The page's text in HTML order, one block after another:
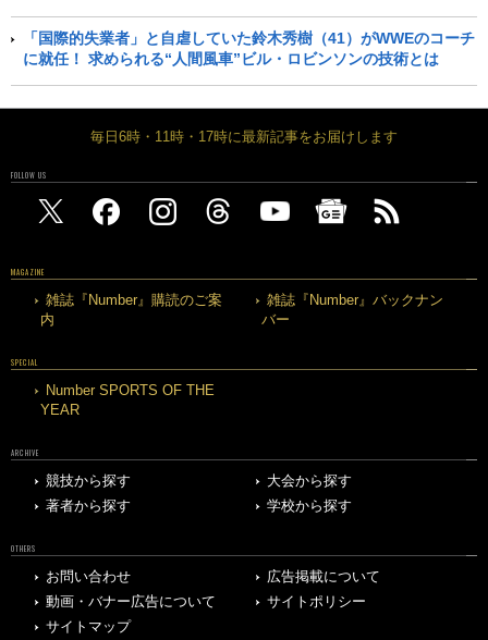
「国際的失業者」と自虐していた鈴木秀樹（41）がWWEのコーチ
に就任！ 求められる“人間風車”ビル・ロビンソンの技術とは
毎日6時・11時・17時に最新記事をお届けします
FOLLOW US
MAGAZINE
雑誌『Number』購読のご案
内
雑誌『Number』バックナン
バー
SPECIAL
Number SPORTS OF THE
YEAR
ARCHIVE
競技から探す
大会から探す
著者から探す
学校から探す
OTHERS
お問い合わせ
広告掲載について
動画・バナー広告について
サイトポリシー
サイトマップ